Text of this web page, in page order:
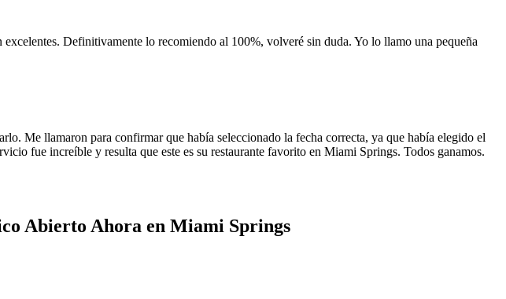
Definitivamente lo recomiendo al 100%, volveré sin duda. Yo lo llamo una pequeña
Me llamaron para confirmar que había seleccionado la fecha correcta, ya que había elegido el
fue increíble y resulta que este es su restaurante favorito en Miami Springs. Todos ganamos.
Abierto Ahora en Miami Springs